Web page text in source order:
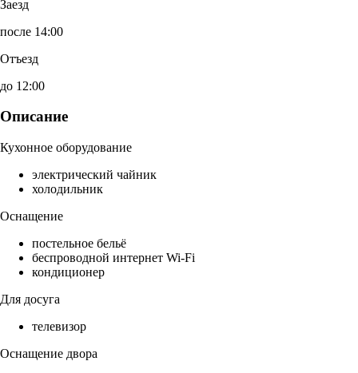
Заезд
после 14:00
Отъезд
до 12:00
Описание
Кухонное оборудование
электрический чайник
холодильник
Оснащение
постельное бельё
беспроводной интернет Wi-Fi
кондиционер
Для досуга
телевизор
Оснащение двора